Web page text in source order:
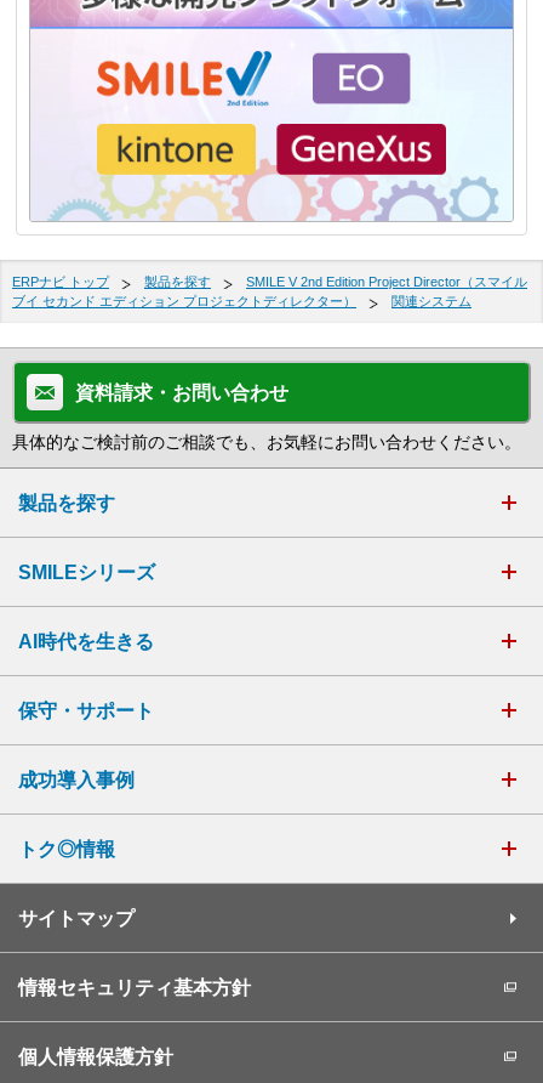
ERPナビ トップ 製品を探す
SMILE V 2nd Edition Project Director（スマイル
ブイ セカンド エディション プロジェクトディレクター）
関連システム
資料請求・お問い合わせ
具体的なご検討前のご相談でも、お気軽にお問い合わせください。
製品を探す
SMILEシリーズ
AI時代を生きる
保守・サポート
成功導入事例
トク◎情報
サイトマップ
情報セキュリティ基本方針
個人情報保護方針